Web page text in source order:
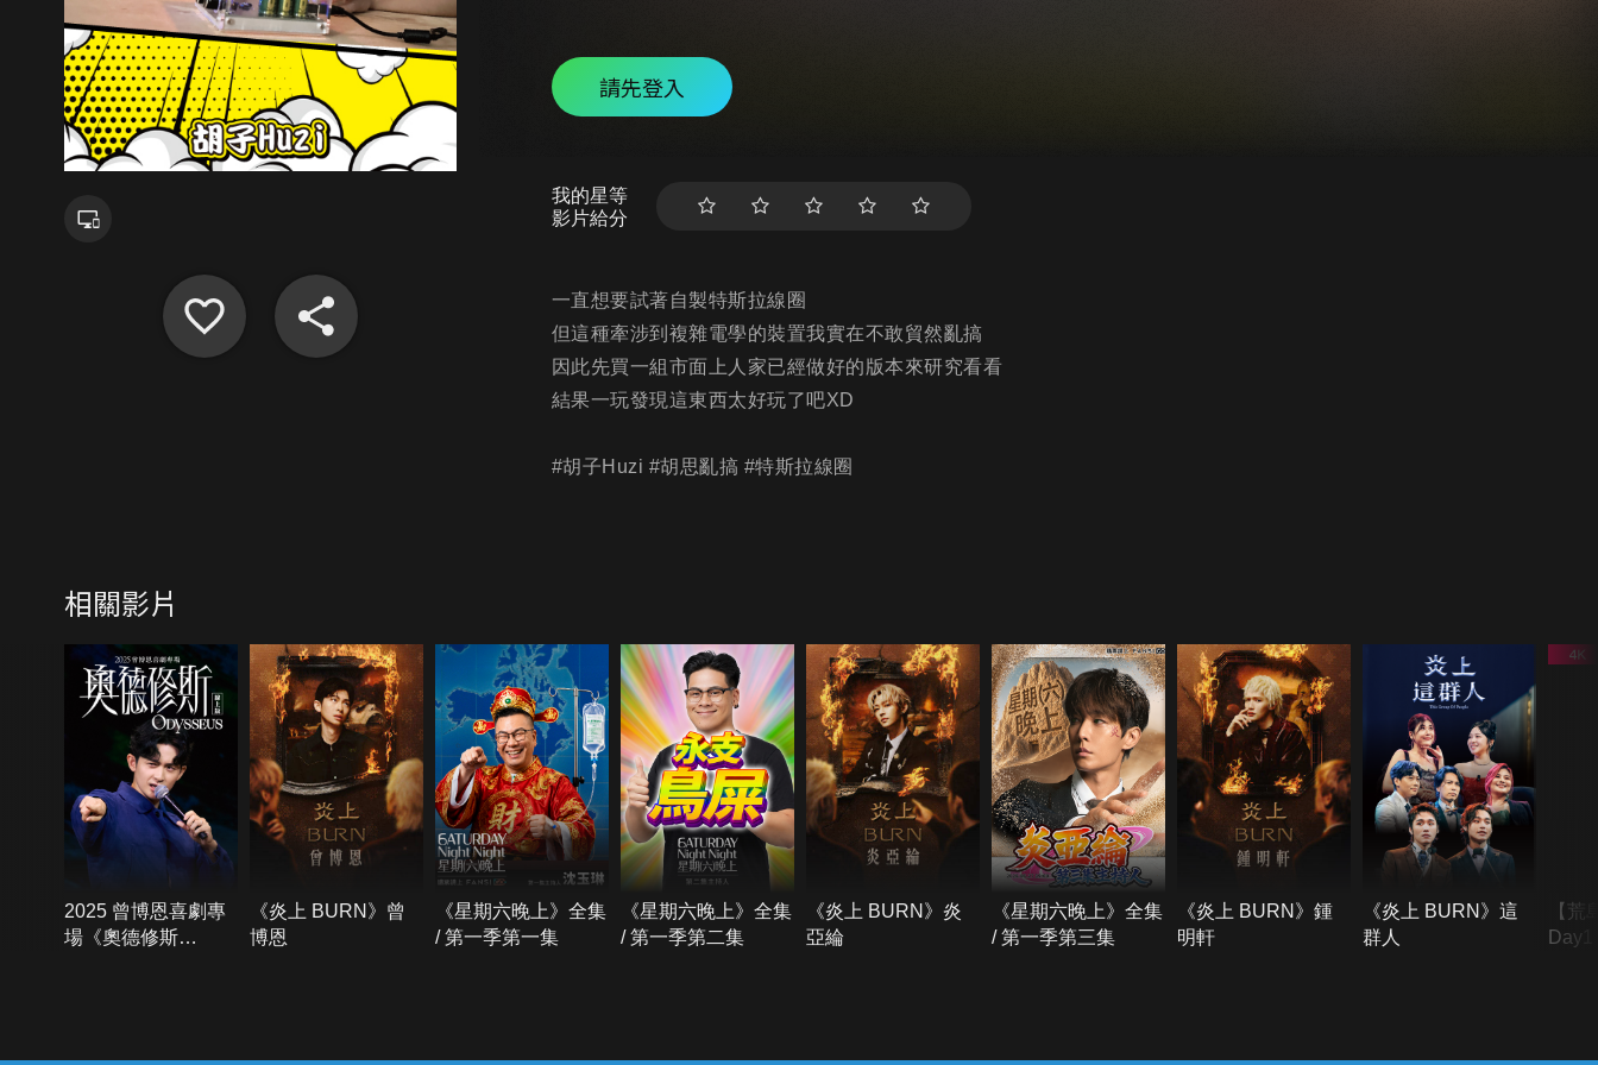
請先登入
我的星等
影片給分
一直想要試著自製特斯拉線圈
但這種牽涉到複雜電學的裝置我實在不敢貿然亂搞
因此先買一組市面上人家已經做好的版本來研究看看
結果一玩發現這東西太好玩了吧XD
#胡子Huzi #胡思亂搞 #特斯拉線圈
相關影片
2025 曾博恩喜劇專
場《奧德修斯
《炎上 BURN》曾
博恩
《星期六晚上》全集
/ 第一季第一集
《星期六晚上》全集
/ 第一季第二集
《炎上 BURN》炎
亞綸
《星期六晚上》全集
/ 第一季第三集
《炎上 BURN》鍾
明軒
《炎上 BURN》這
群人
【荒